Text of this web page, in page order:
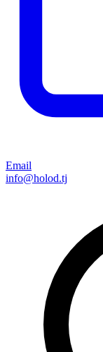
Email
info@holod.tj